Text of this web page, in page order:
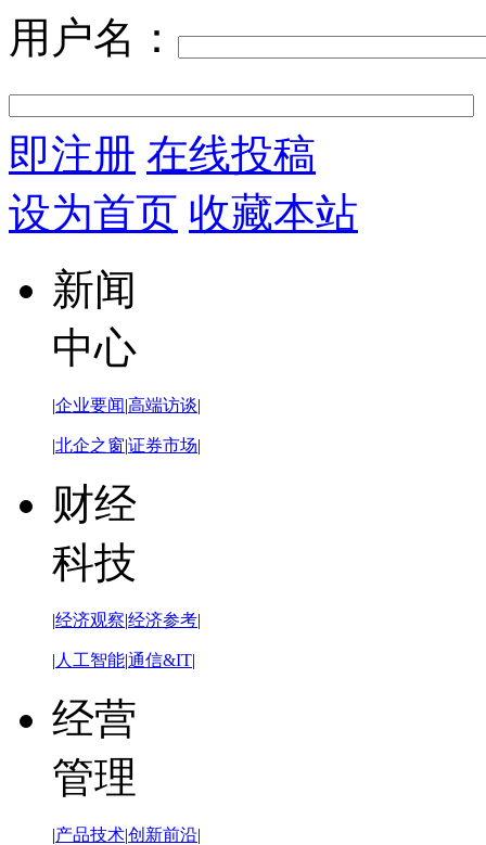
用户名：
即注册 在线投稿
设为首页 收藏本站
新闻
中心
|企业要闻|高端访谈|
|北企之窗|证券市场|
财经
科技
|经济观察|经济参考|
| 人工智能|通信&IT|
经营
管理
|产品技术|创新前沿|